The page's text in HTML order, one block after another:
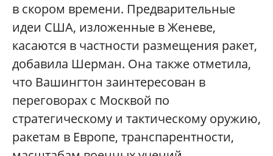
в скором времени. Предварительные
идеи США, изложенные в Женеве,
касаются в частности размещения ракет,
добавила Шерман. Она также отметила,
что Вашингтон заинтересован в
переговорах с Москвой по
стратегическому и тактическому оружию,
ракетам в Европе, транспарентности,